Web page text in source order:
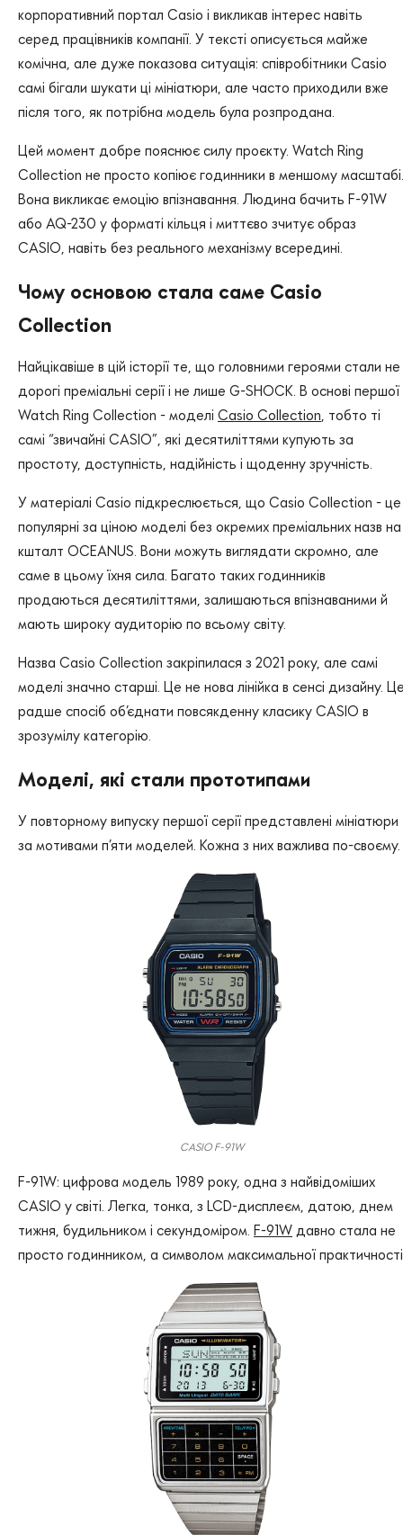
корпоративний портал Casio і викликав інтерес навіть
серед працівників компанії. У тексті описується майже
комічна, але дуже показова ситуація: співробітники Casio
самі бігали шукати ці мініатюри, але часто приходили вже
після того, як потрібна модель була розпродана.
Цей момент добре пояснює силу проєкту. Watch Ring
Collection не просто копіює годинники в меншому масштабі.
Вона викликає емоцію впізнавання. Людина бачить F-91W
або AQ-230 у форматі кільця і миттєво зчитує образ
CASIO, навіть без реального механізму всередині.
Чому основою стала саме Casio
Collection
Найцікавіше в цій історії те, що головними героями стали не
дорогі преміальні серії і не лише G-SHOCK. В основі першої
Watch Ring Collection - моделі Casio Collection, тобто ті
самі “звичайні CASIO”, які десятиліттями купують за
простоту, доступність, надійність і щоденну зручність.
У матеріалі Casio підкреслюється, що Casio Collection - це
популярні за ціною моделі без окремих преміальних назв на
кшталт OCEANUS. Вони можуть виглядати скромно, але
саме в цьому їхня сила. Багато таких годинників
продаються десятиліттями, залишаються впізнаваними й
мають широку аудиторію по всьому світу.
Назва Casio Collection закріпилася з 2021 року, але самі
моделі значно старші. Це не нова лінійка в сенсі дизайну.
радше спосіб об’єднати повсякденну класику CASIO в
зрозумілу категорію.
Моделі, які стали прототипами
У повторному випуску першої серії представлені мініатюри
за мотивами п’яти моделей. Кожна з них важлива по-своєму.
CASIO F-91W
F-91W: цифрова модель 1989 року, одна з найвідоміших
CASIO у світі. Легка, тонка, з LCD-дисплеєм, датою, днем
тижня, будильником і секундоміром. F-91W давно стала не
просто годинником, а символом максимальної